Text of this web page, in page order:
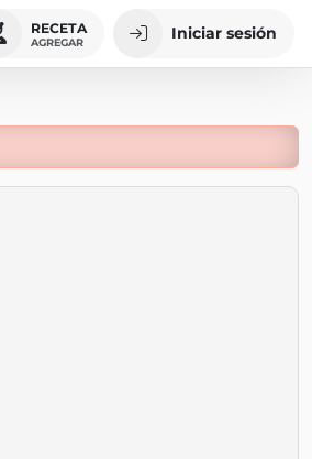
RECETA
AGREGAR Iniciar sesión